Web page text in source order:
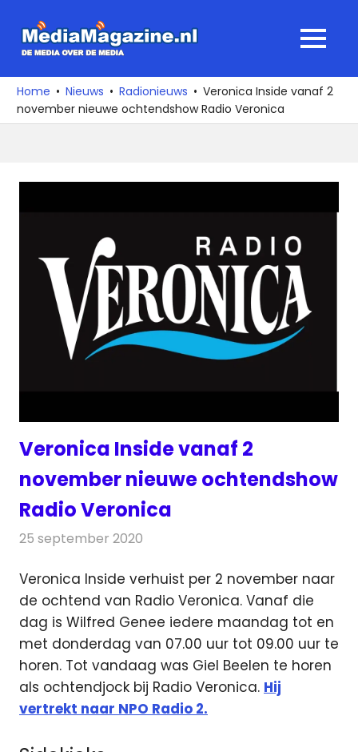
naar
media
over
de
MENU
Home Nieuws Radionieuws
Veronica Inside vanaf 2
november nieuwe ochtendshow Radio Veronica
Veronica Inside vanaf 2
november nieuwe ochtendshow
Radio Veronica
25 september 2020
Veronica Inside verhuist per 2 november naar
de ochtend van Radio Veronica. Vanaf die
dag is Wilfred Genee iedere maandag tot en
met donderdag van 07.00 uur tot 09.00 uur te
horen. Tot vandaag was Giel Beelen te horen
als ochtendjock bij Radio Veronica. Hij
vertrekt naar NPO Radio 2.